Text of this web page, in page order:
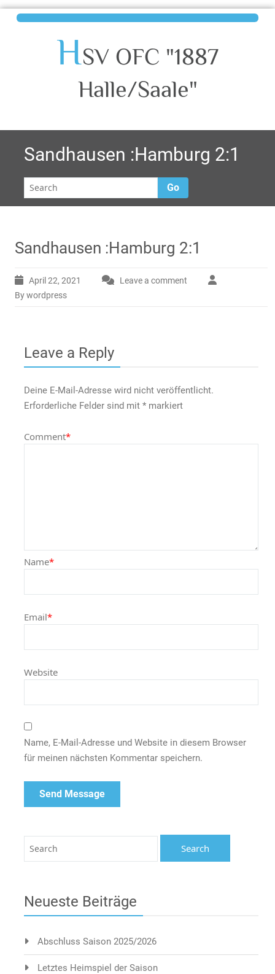
HSV OFC "1887
Halle/Saale"
Sandhausen :Hamburg 2:1
Go
Sandhausen :Hamburg 2:1
April 22, 2021
Leave a comment
By wordpress
Leave a Reply
Deine E-Mail-Adresse wird nicht veröffentlicht.
Erforderliche Felder sind mit * markiert
Comment*
Name*
Email*
Website
Name, E-Mail-Adresse und Website in diesem Browser
für meinen nächsten Kommentar speichern.
Neueste Beiträge
Abschluss Saison 2025/2026
Letztes Heimspiel der Saison